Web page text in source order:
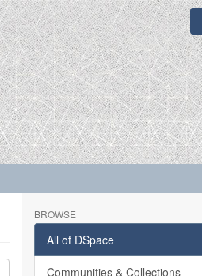
BROWSE
All of DSpace
Communities & Collections